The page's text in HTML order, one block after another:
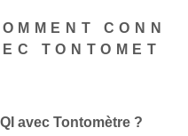
CONN
TONTOMET
avec Tontomètre ?